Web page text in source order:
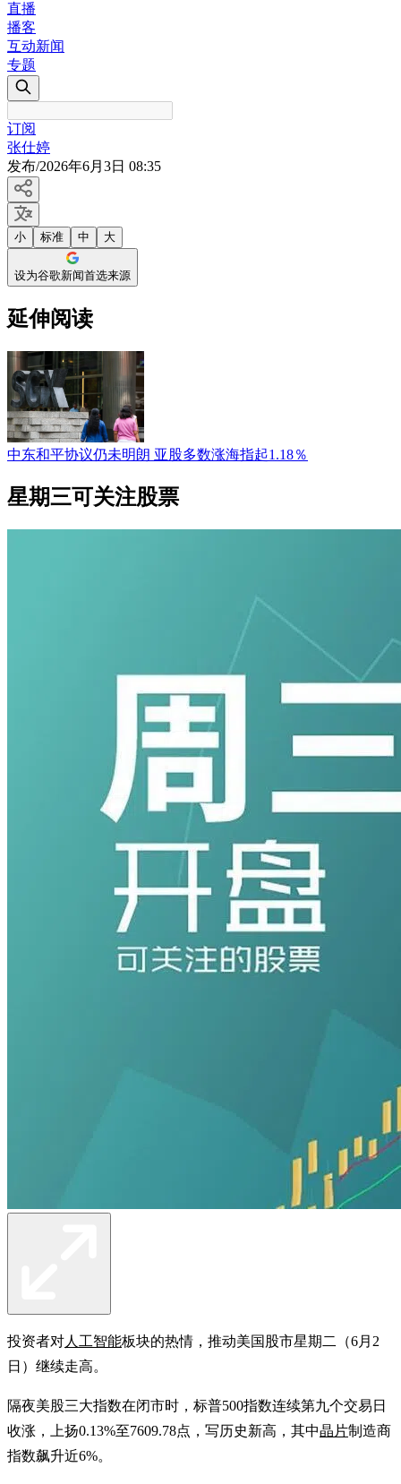
直播
播客
互动新闻
专题
订阅
张仕婷
发布/2026年6月3日 08:35
小 标准 中 大
设为谷歌新闻首选来源
延伸阅读
中东和平协议仍未明朗 亚股多数涨海指起1.18％
星期三可关注股票
投资者对人工智能板块的热情，推动美国股市星期二（6月2
日）继续走高。
隔夜美股三大指数在闭市时，标普500指数连续第九个交易日
收涨，上扬0.13%至7609.78点，写历史新高，其中晶片制造商
指数飙升近6%。